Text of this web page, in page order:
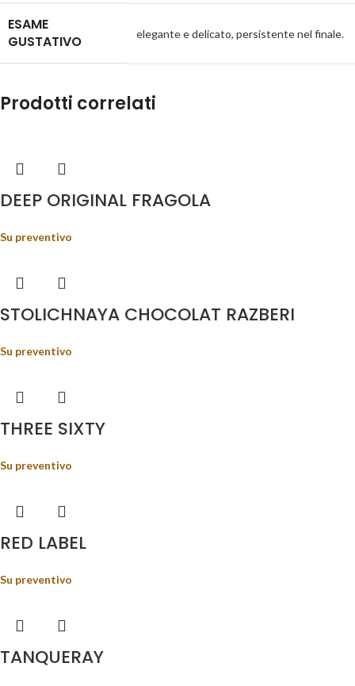
ESAME
GUSTATIVO
elegante e delicato, persistente nel finale.
Prodotti correlati
DEEP ORIGINAL FRAGOLA
Su preventivo
STOLICHNAYA CHOCOLAT RAZBERI
Su preventivo
THREE SIXTY
Su preventivo
RED LABEL
Su preventivo
TANQUERAY